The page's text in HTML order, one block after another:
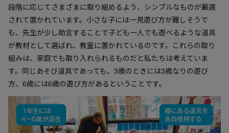
段階に応じてさまざまに取り組めるよう、シンプルなものが厳選
されて置かれています。小さな子には一見遊び方が難しそうで
も、先生が少し助言することで子ども一人でも遊べるような道具
が教材として選ばれ、教室に置かれているのです。これらの取り
組みは、家庭でも取り入れられるものだと私たちは考えていま
す。同じあそび道具であっても、3歳のときには3歳なりの遊び
方、6歳には6歳の遊び方があるということです。